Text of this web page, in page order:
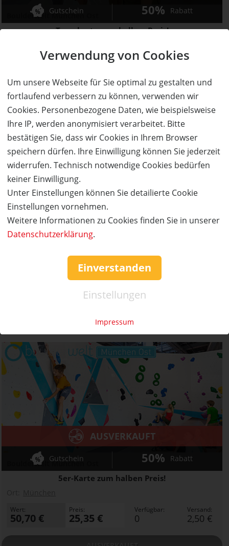
Verwendung von Cookies
Um unsere Webseite für Sie optimal zu gestalten und
fortlaufend verbessern zu können, verwenden wir
Cookies. Personenbezogene Daten, wie beispielsweise
Ihre IP, werden anonymisiert verarbeitet. Bitte
bestätigen Sie, dass wir Cookies in Ihrem Browser
speichern dürfen. Ihre Einwilligung können Sie jederzeit
widerrufen. Technisch notwendige Cookies bedürfen
keiner Einwilligung.
Unter Einstellungen können Sie detailierte Cookie
Einstellungen vornehmen.
Weitere Informationen zu Cookies finden Sie in unserer
Datenschutzerklärung.
Einverstanden
Einstellungen
Impressum
Boulderwelt München Ost
Tageskarte zum halben Preis!
Gutschein 50% Rabatt
Preis: Verfügbar: Versand:
AUSVERKAUFT
Boulderwelt München Ost
11er-Karte zum halben Preis!
AUSVERKAUFT
Gutschein
84,50 € 0
AUSVERKAUFT
Boulderwelt München Ost
5er-Karte zum halben Preis!
AUSVERKAUFT
Gutschein 50% Rabatt
Wert:
50,70 €
Preis:
25,35 €
Verfügbar:
0
Versand:
2,50 €